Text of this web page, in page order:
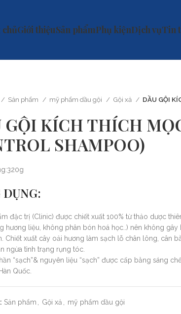
Giới thiệuSản phẩmPhụ kiệnDịch vụTin
Sản phẩm mỹ phẩm dầu gội Gội xả DẦU GỘI
GỘI KÍCH THÍCH
SHAMPOO)
DỤNG:
đặc trị (Clinic) được chiết xuất 100% từ thảo dược
hương liệu, không phân bón hoá học..) nên không
Chiết xuất cây oải hương làm sạch lỗ chân lông, cân
ngừa tình trạng rụng tóc.
“sạch”& nguyên liệu “sạch” được cấp bằng sáng
Quốc.
Sản phẩm Gội xả
mỹ phẩm dầu gội